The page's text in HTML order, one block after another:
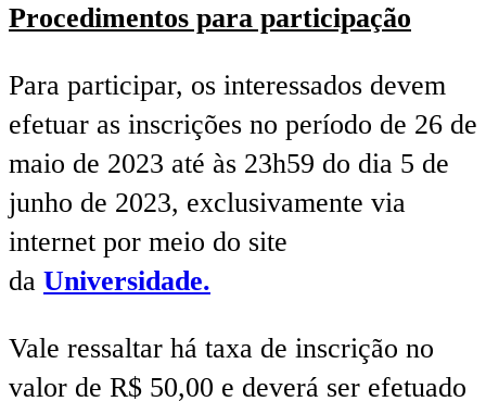
Procedimentos para participação
Para participar, os interessados devem
efetuar as inscrições no período de 26 de
maio de 2023 até às 23h59 do dia 5 de
junho de 2023, exclusivamente via
internet por meio do site
da Universidade.
Vale ressaltar há taxa de inscrição no
valor de R$ 50,00 e deverá ser efetuado